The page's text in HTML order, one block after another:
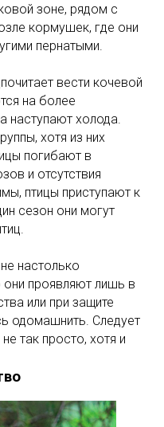
зоне, рядом с
кормушек, где они
пернатыми.
вести кочевой
на более
наступают холода.
хотя из них
погибают в
и отсутствия
птицы приступают к
сезон они могут
настолько
проявляют лишь в
или при защите
одомашнить. Следует
так просто, хотя и